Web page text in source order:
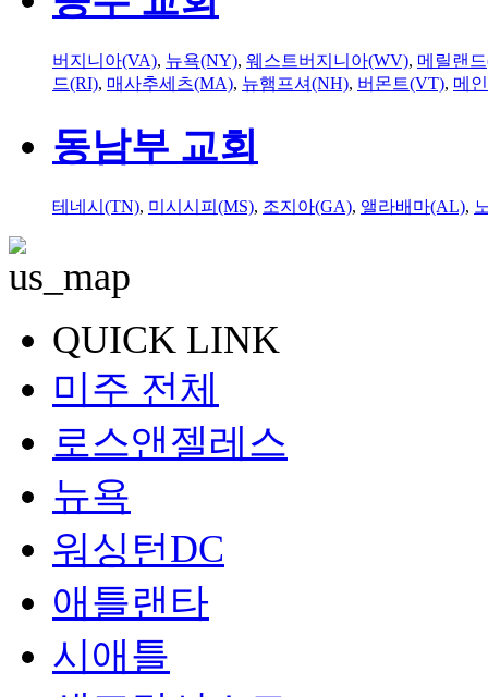
버지니아(VA), 뉴욕(NY), 웨스트버지니아(WV), 메릴랜
드(RI), 매사추세츠(MA), 뉴햄프셔(NH), 버몬트(VT), 메
동남부 교회
테네시(TN), 미시시피(MS), 조지아(GA), 앨라배마(AL),
QUICK LINK
미주 전체
로스앤젤레스
뉴욕
워싱턴DC
애틀랜타
시애틀